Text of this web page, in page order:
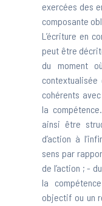
exercées des
composante
L’écriture en
peut être
du moment
cohérents
la
ainsi être
d’action à
sens par
de l’action ; -
la
objectif ou un